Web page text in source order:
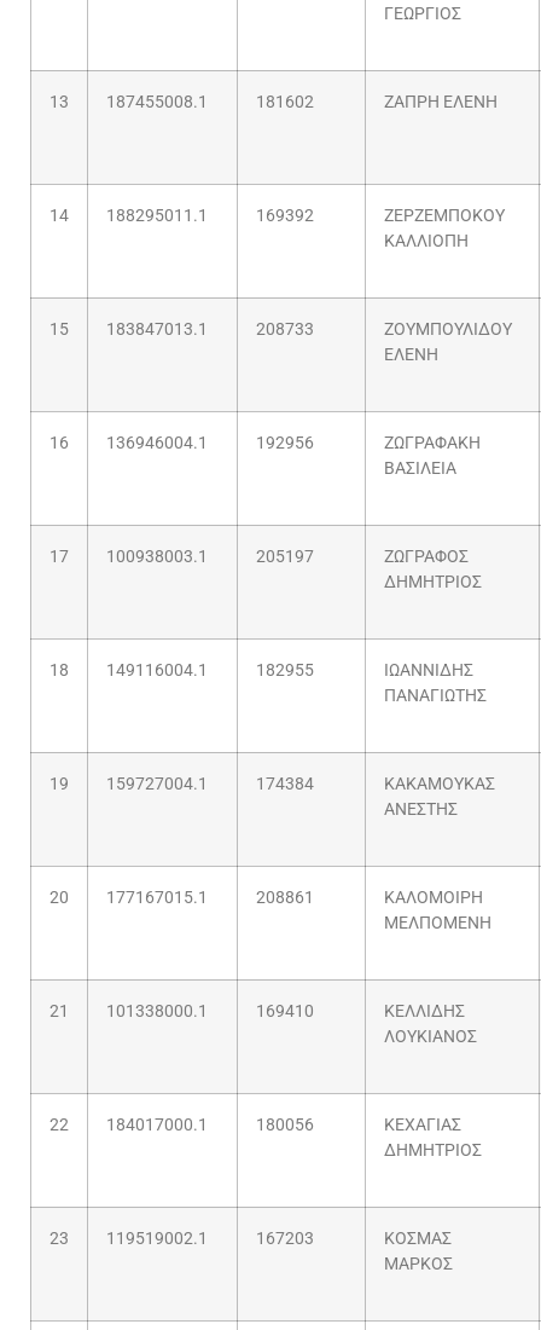
ΓΕΩΡΓΙΟΣ
13 187455008.1 181602 ΖΑΠΡΗ ΕΛΕΝΗ
14 188295011.1 169392
ΖΕΡΖΕΜΠΟΚΟΥ
ΚΑΛΛΙΟΠΗ
15 183847013.1 208733
ΖΟΥΜΠΟΥΛΙΔΟΥ
ΕΛΕΝΗ
16 136946004.1 192956
ΖΩΓΡΑΦΑΚΗ
ΒΑΣΙΛΕΙΑ
17 100938003.1 205197
ΖΩΓΡΑΦΟΣ
ΔΗΜΗΤΡΙΟΣ
18 149116004.1 182955
ΙΩΑΝΝΙΔΗΣ
ΠΑΝΑΓΙΩΤΗΣ
19 159727004.1 174384
ΚΑΚΑΜΟΥΚΑΣ
ΑΝΕΣΤΗΣ
20 177167015.1 208861
ΚΑΛΟΜΟΙΡΗ
ΜΕΛΠΟΜΕΝΗ
21 101338000.1 169410
ΚΕΛΛΙΔΗΣ
ΛΟΥΚΙΑΝΟΣ
22 184017000.1 180056
ΚΕΧΑΓΙΑΣ
ΔΗΜΗΤΡΙΟΣ
23 119519002.1 167203
ΚΟΣΜΑΣ
ΜΑΡΚΟΣ